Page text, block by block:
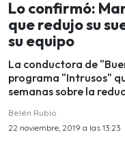
Lo confirmó:
que redujo su
su equipo
La conductora de
programa "Intrusos"
semanas sobre la
Belén Rubio
22 noviembre, 2019 a las 13:23